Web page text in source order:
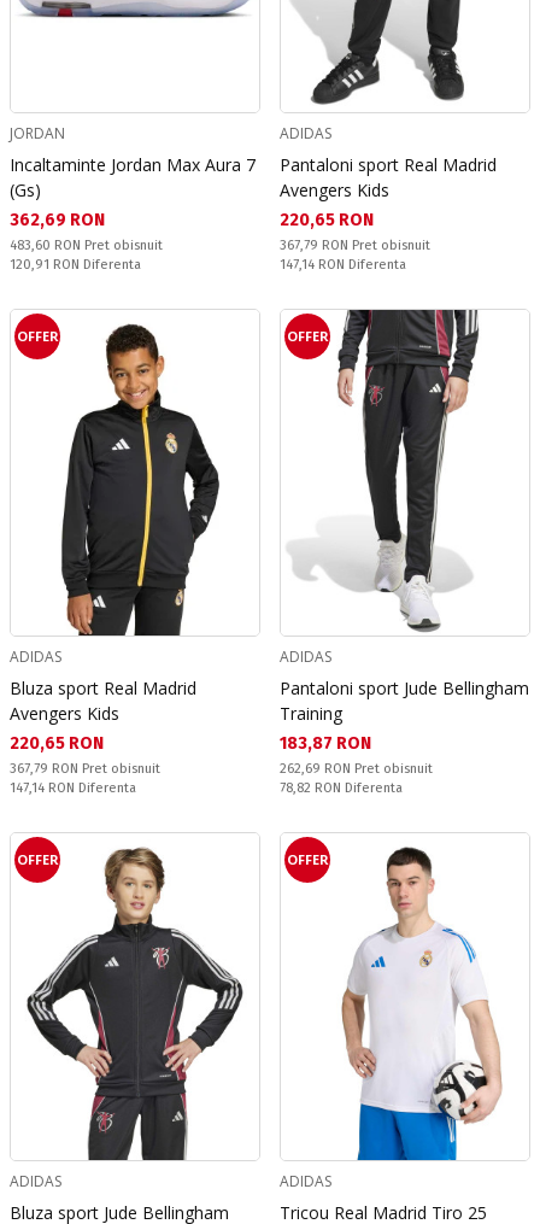
JORDAN
Incaltaminte Jordan Max Aura 7
(Gs)
Текуща цена:
362,69 RON
Pret obisnuit:
483,60 RON Pret obisnuit
Спестявате:
120,91 RON Diferenta
ADIDAS
Pantaloni sport Real Madrid
Avengers Kids
Текуща цена:
220,65 RON
Pret obisnuit:
367,79 RON Pret obisnuit
Спестявате:
147,14 RON Diferenta
OFFER
ADIDAS
Bluza sport Real Madrid
Avengers Kids
Текуща цена:
220,65 RON
Pret obisnuit:
367,79 RON Pret obisnuit
Спестявате:
147,14 RON Diferenta
OFFER
ADIDAS
Pantaloni sport Jude Bellingham
Training
Текуща цена:
183,87 RON
Pret obisnuit:
262,69 RON Pret obisnuit
Спестявате:
78,82 RON Diferenta
OFFER
ADIDAS
Bluza sport Jude Bellingham
OFFER
ADIDAS
Tricou Real Madrid Tiro 25